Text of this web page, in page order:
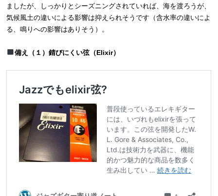
ましたが、しっかりとシーズニングされていれば、海を渡ろうが、
気候風土の違いによる影響は抑えられそうです（含水率の違いによ
る、鳴りへの影響はありそう）。
備え（１）錆びにくい弦（Elixir）